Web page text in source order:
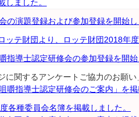
しました。
の演題登録および参加登録を開始
ッテ財団より、ロッテ財団2018年
指導士認定研修会の参加登録を開
に関するアンケートご協力のお願
嚼指導士認定研修会のご案内」を
各種委員会名簿を掲載しました。